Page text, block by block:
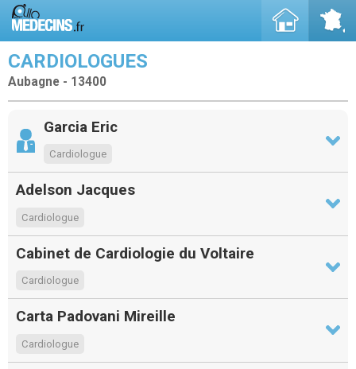
CARDIOLOGUES
Aubagne - 13400
Garcia Eric
Cardiologue
Adelson Jacques
Cardiologue
Cabinet de Cardiologie du Voltaire
Cardiologue
Carta Padovani Mireille
Cardiologue